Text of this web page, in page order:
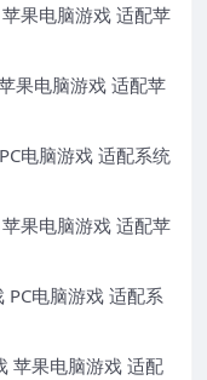
果电脑游戏 适配苹
果电脑游戏 适配苹
电脑游戏 适配系统
果电脑游戏 适配苹
电脑游戏 适配系
苹果电脑游戏 适配